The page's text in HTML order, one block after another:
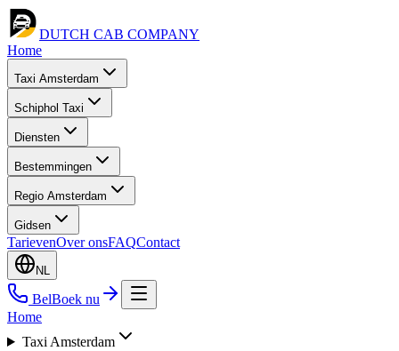
DUTCH CAB COMPANY
Home
Taxi Amsterdam
Schiphol Taxi
Diensten
Bestemmingen
Regio Amsterdam
Gidsen
TarievenOver onsFAQContact
NL
BelBoek nu
Home
Taxi Amsterdam